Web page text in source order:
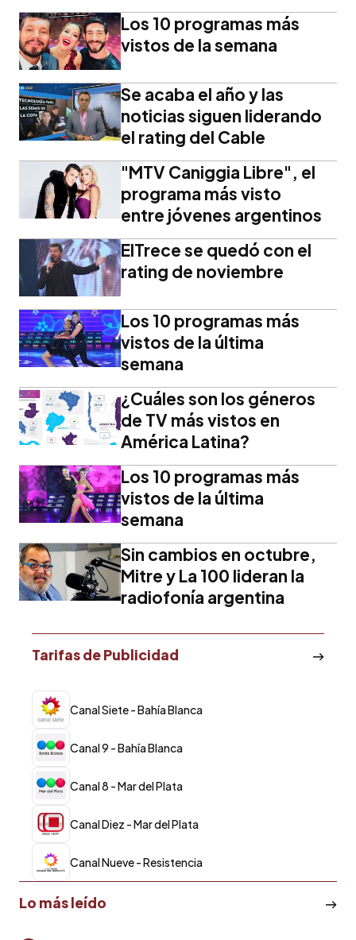
Los 10 programas más
vistos de la semana
Se acaba el año y las
noticias siguen liderando
el rating del Cable
"MTV Caniggia Libre", el
programa más visto
entre jóvenes argentinos
ElTrece se quedó con el
rating de noviembre
Los 10 programas más
vistos de la última
semana
¿Cuáles son los géneros
de TV más vistos en
América Latina?
Los 10 programas más
vistos de la última
semana
Sin cambios en octubre,
Mitre y La 100 lideran la
radiofonía argentina
Tarifas de Publicidad
Canal Siete - Bahía Blanca
Canal 9 - Bahía Blanca
Canal 8 - Mar del Plata
Canal Diez - Mar del Plata
Canal Nueve - Resistencia
Lo más leído